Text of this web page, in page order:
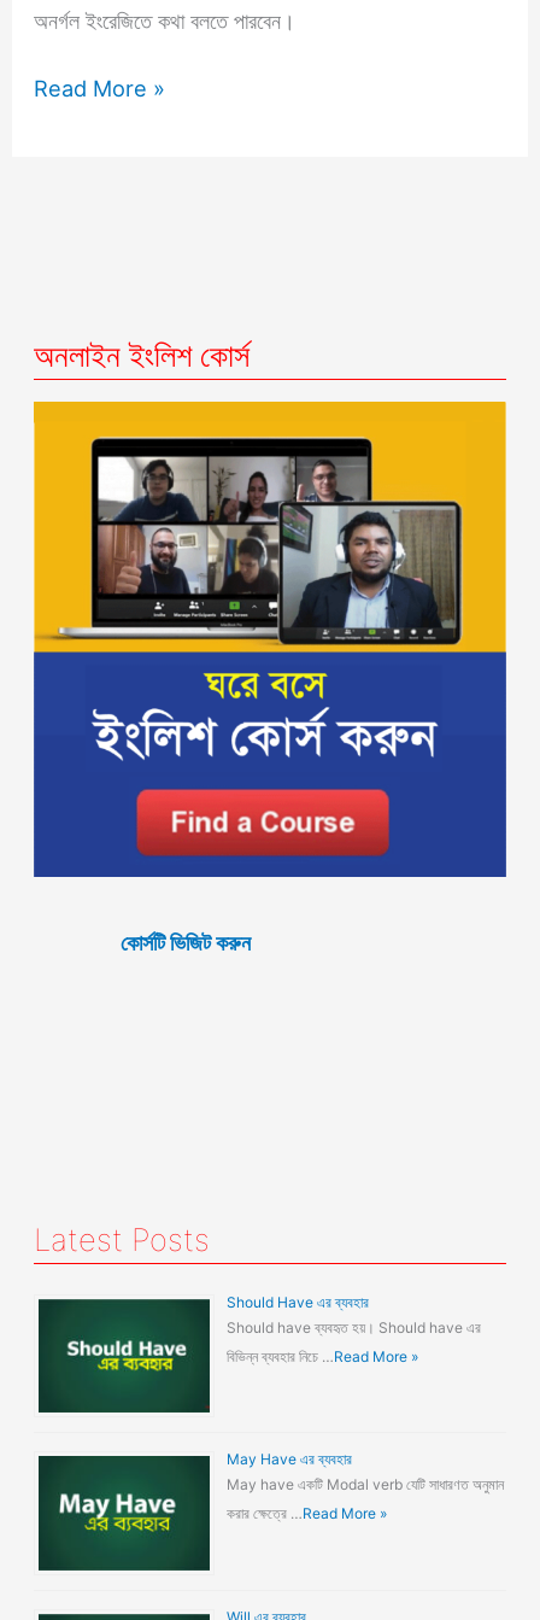
অনর্গল ইংরেজিতে কথা বলতে পারবেন।
Read More »
অনলাইন ইংলিশ কোর্স
কোর্সটি ভিজিট করুন
Latest Posts
Should Have এর ব্যবহার
Should have ব্যবহৃত হয়। Should have এর
বিভিন্ন ব্যবহার নিচে …Read More »
May Have এর ব্যবহার
May have একটি Modal verb যেটি সাধারণত অনুমান
করার ক্ষেত্রে …Read More »